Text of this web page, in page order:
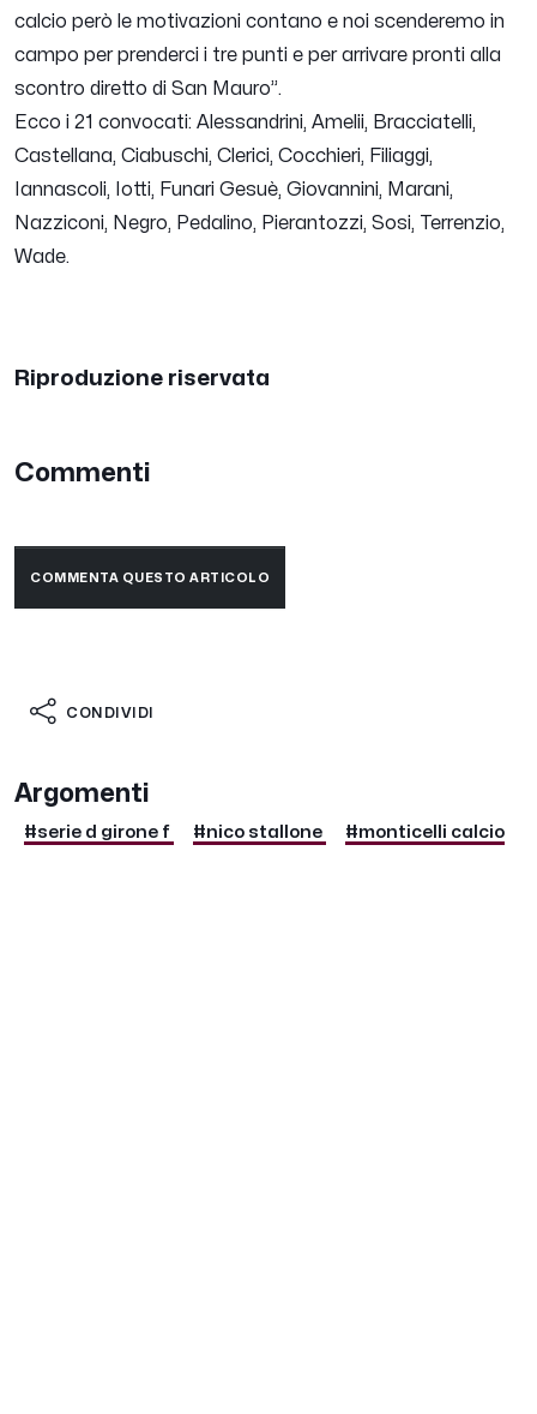
calcio però le motivazioni contano e noi scenderemo in
campo per prenderci i tre punti e per arrivare pronti alla
scontro diretto di San Mauro”.
Ecco i 21 convocati: Alessandrini, Amelii, Bracciatelli,
Castellana, Ciabuschi, Clerici, Cocchieri, Filiaggi,
Iannascoli, Iotti, Funari Gesuè, Giovannini, Marani,
Nazziconi, Negro, Pedalino, Pierantozzi, Sosi, Terrenzio,
Wade.
Riproduzione riservata
Commenti
COMMENTA QUESTO ARTICOLO
CONDIVIDI
Argomenti
#serie d girone f #nico stallone #monticelli calcio